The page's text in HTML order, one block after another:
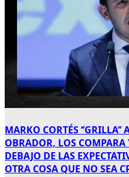
MARKO CORTÉS
OBRADOR, LOS COMPARA
DEBAJO DE LAS
OTRA COSA QUE NO SEA